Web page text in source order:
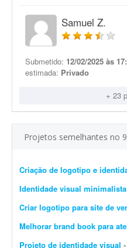
Samuel Z.
Submetido: 12/02/2025 às
estimada: Privado
+ 23
Projetos semelhantes no
Criação de logotipo e
Melhorar brand book para
Projeto de identidade visual -